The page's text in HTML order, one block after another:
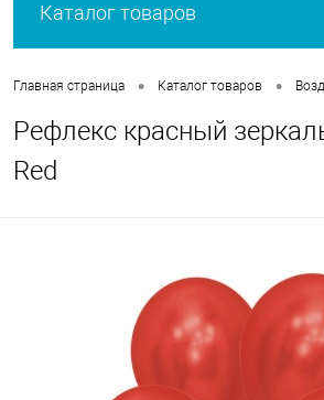
Каталог товаров
Главная страница • Каталог товаров •
Рефлекс красный
Red